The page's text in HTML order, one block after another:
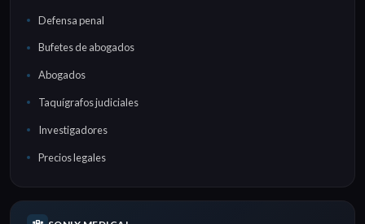
Defensa penal
Bufetes de abogados
Abogados
Taquígrafos judiciales
Investigadores
Precios legales